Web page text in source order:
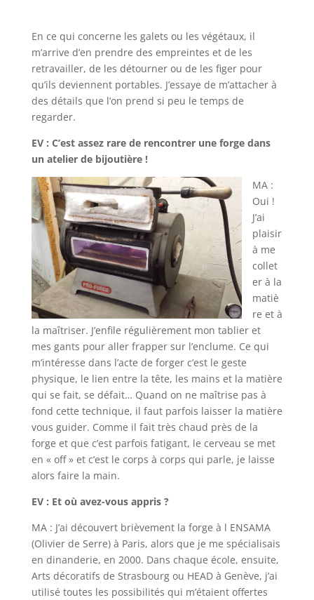
En ce qui concerne les galets ou les végétaux, il
m’arrive d’en prendre des empreintes et de les
retravailler, de les détourner ou de les figer pour
qu’ils deviennent portables. J’essaye de m’attacher à
des détails que l’on prend si peu le temps de
regarder.
EV : C’est assez rare de rencontrer une forge dans
un atelier de bijoutière !
MA :
Oui !
J’ai
plaisir
à me
collet
er à la
matiè
re et à
la maîtriser. J’enfile régulièrement mon tablier et
mes gants pour aller frapper sur l’enclume. Ce qui
m’intéresse dans l’acte de forger c’est le geste
physique, le lien entre la tête, les mains et la matière
qui se fait, se défait… Quand on ne maîtrise pas à
fond cette technique, il faut parfois laisser la matière
vous guider. Comme il fait très chaud près de la
forge et que c’est parfois fatigant, le cerveau se met
en « off » et c’est le corps à corps qui parle, je laisse
alors faire la main.
EV : Et où avez-vous appris ?
MA : J’ai découvert brièvement la forge à l ENSAMA
(Olivier de Serre) à Paris, alors que je me spécialisais
en dinanderie, en 2000. Dans chaque école, ensuite,
Arts décoratifs de Strasbourg ou HEAD à Genève, j’ai
utilisé toutes les possibilités qui m’étaient offertes